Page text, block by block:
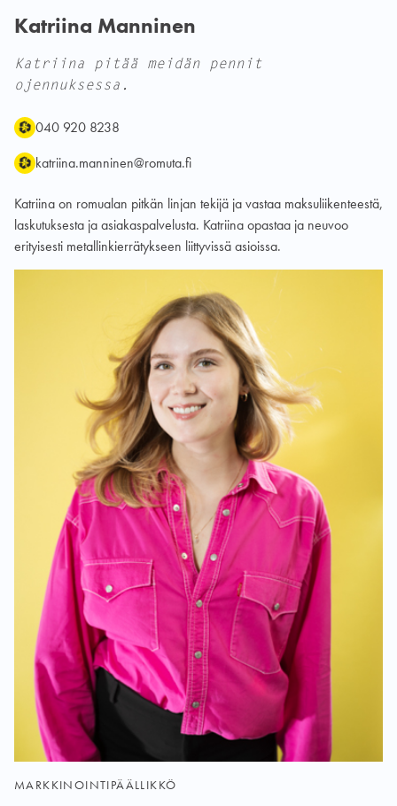
Katriina Manninen
Katriina pitää meidän pennit
ojennuksessa.
Puhelin:040 920 8238
Sähköposti:
katriina.manninen@romuta.fi
Katriina on romualan pitkän linjan tekijä ja vastaa maksuliikenteestä,
laskutuksesta ja asiakaspalvelusta. Katriina opastaa ja neuvoo
erityisesti metallinkierrätykseen liittyvissä asioissa.
MARKKINOINTIPÄÄLLIKKÖ